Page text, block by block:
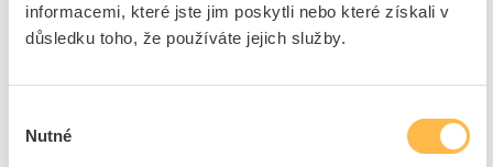
informacemi, které jste jim poskytli nebo které získali v
důsledku toho, že používáte jejich služby.
souhlasu
Nutné
Více než 1000
NBB Žárovka E27 25W/230V čirá otřesuvzdorná